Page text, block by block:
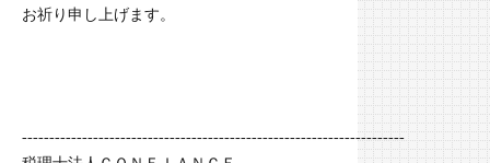
お祈り申し上げます。
----------------------------------------------------------------------